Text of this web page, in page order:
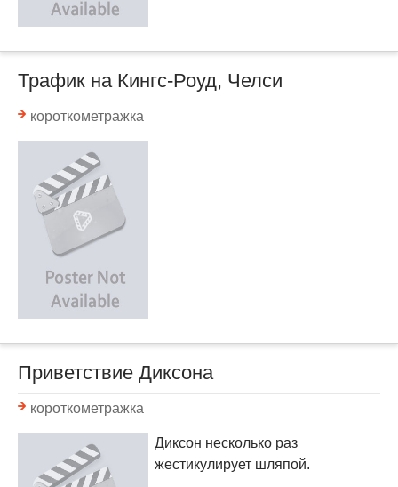
Трафик на Кингс-Роуд, Челси
короткометражка
Приветствие Диксона
короткометражка
Диксон несколько раз
жестикулирует шляпой.